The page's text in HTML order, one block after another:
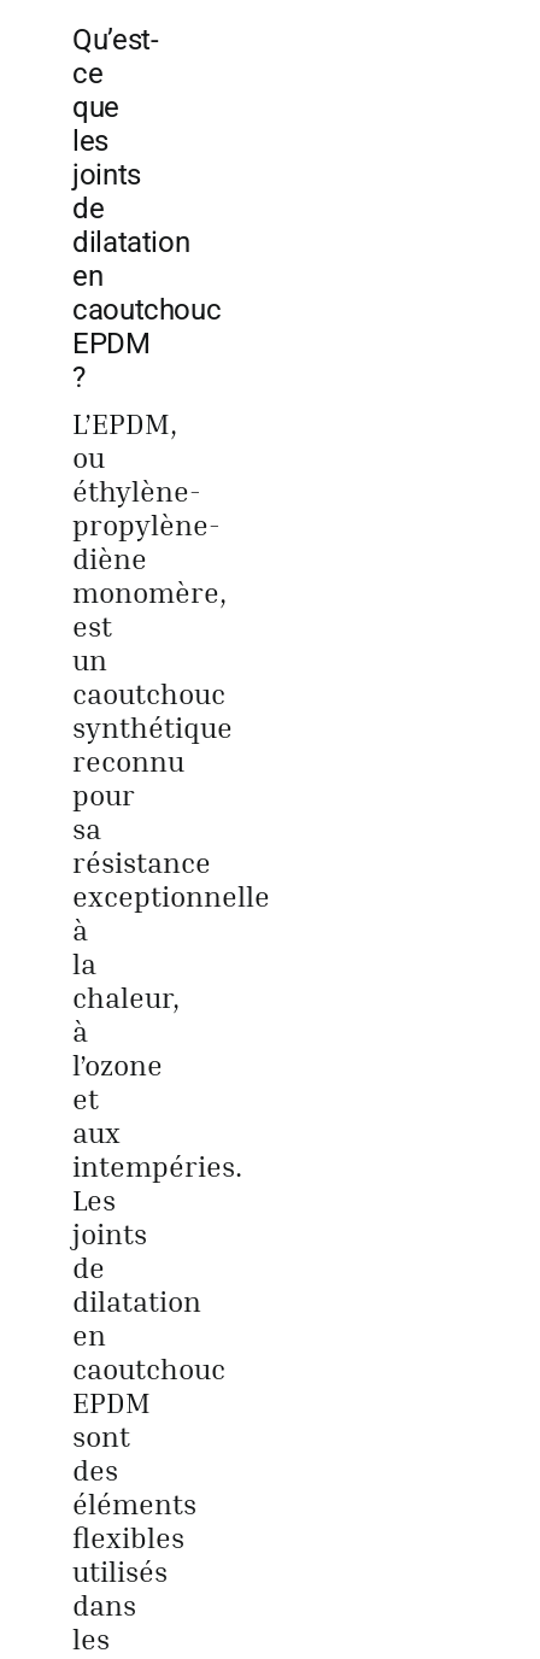
Qu’est-
ce
que
les
joints
de
dilatation
en
caoutchouc
EPDM
?
L’EPDM,
ou
éthylène-
propylène-
diène
monomère,
est
un
caoutchouc
synthétique
reconnu
pour
sa
résistance
exceptionnelle
à
la
chaleur,
à
l’ozone
et
aux
intempéries.
Les
joints
de
dilatation
en
caoutchouc
EPDM
sont
des
éléments
flexibles
utilisés
dans
les